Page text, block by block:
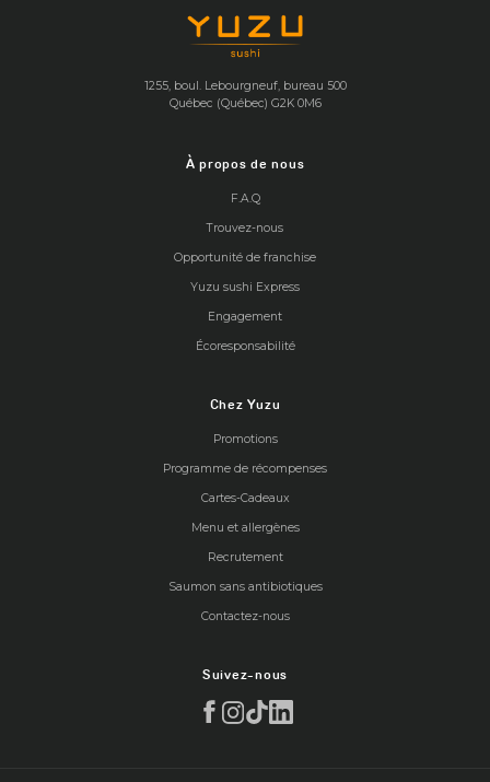
1255, boul. Lebourgneuf, bureau 500
Québec (Québec) G2K 0M6
À propos de nous
F.A.Q
Trouvez-nous
Opportunité de franchise
Yuzu sushi Express
Engagement
Écoresponsabilité
Chez Yuzu
Promotions
Programme de récompenses
Cartes-Cadeaux
Menu et allergènes
Recrutement
Saumon sans antibiotiques
Contactez-nous
Suivez-nous